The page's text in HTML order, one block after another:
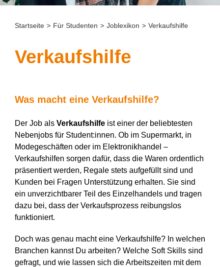
Startseite > Für Studenten > Joblexikon > Verkaufshilfe
Verkaufshilfe
Was macht eine Verkaufshilfe?
Der Job als Verkaufshilfeist einer der beliebtesten
Nebenjobs für Student:innen. Ob im Supermarkt, in
Modegeschäften oder im Elektronikhandel –
Verkaufshilfen sorgen dafür, dass die Waren ordentlich
präsentiert werden, Regale stets aufgefüllt sind und
Kunden bei Fragen Unterstützung erhalten. Sie sind
ein unverzichtbarer Teil des Einzelhandels und tragen
dazu bei, dass der Verkaufsprozess reibungslos
funktioniert.
Doch was genau macht eine Verkaufshilfe? In welchen
Branchen kannst Du arbeiten? Welche Soft Skills sind
gefragt, und wie lassen sich die Arbeitszeiten mit dem